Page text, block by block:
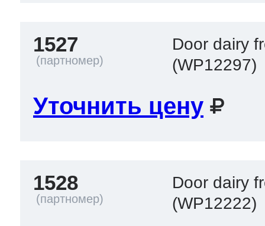
1527
Door dairy
(WP12297)
Уточнить цену
1528
Door dairy
(WP12222)